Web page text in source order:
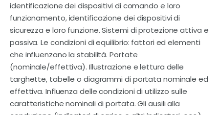
identificazione dei dispositivi di comando e loro
funzionamento, identificazione dei dispositivi di
sicurezza e loro funzione. Sistemi di protezione attiva e
passiva. Le condizioni di equilibrio: fattori ed elementi
che influenzano la stabilità. Portate
(nominale/effettiva). Illustrazione e lettura delle
targhette, tabelle o diagrammi di portata nominale ed
effettiva. Influenza delle condizioni di utilizzo sulle
caratteristiche nominali di portata. Gli ausili alla